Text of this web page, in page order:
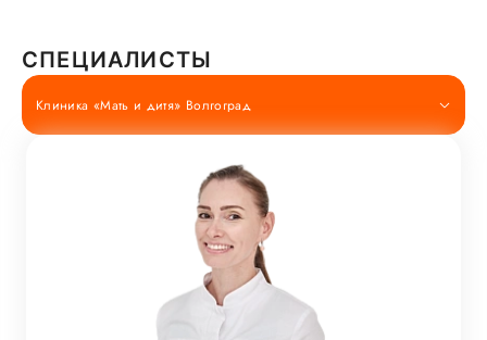
СПЕЦИАЛИСТЫ
Клиника «Мать и дитя» Волгоград